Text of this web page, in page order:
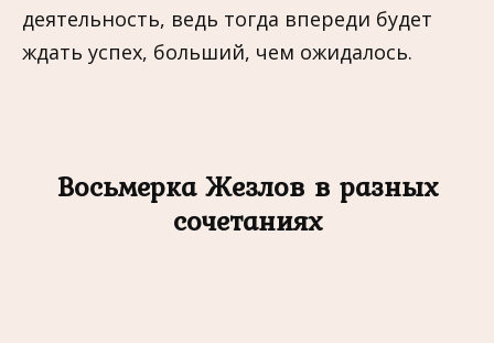
деятельность, ведь тогда впереди будет
ждать успех, больший, чем ожидалось.
Восьмерка Жезлов в разных
сочетаниях